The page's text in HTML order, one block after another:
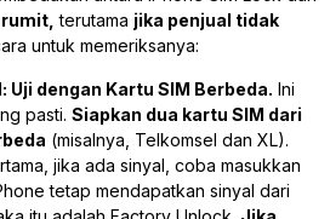
terutama jika penjual tidak
untuk memeriksanya:
Uji dengan Kartu SIM Berbeda. Ini
pasti. Siapkan dua kartu SIM dari
(misalnya, Telkomsel dan XL).
jika ada sinyal, coba masukkan
tetap mendapatkan sinyal dari